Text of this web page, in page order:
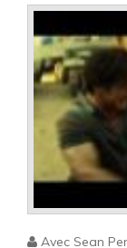
Avec Sean